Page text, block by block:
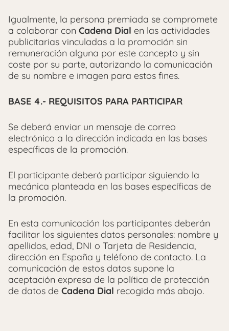
Igualmente, la persona premiada se compromete
a colaborar con Cadena Dial en las actividades
publicitarias vinculadas a la promoción sin
remuneración alguna por este concepto y sin
coste por su parte, autorizando la comunicación
de su nombre e imagen para estos fines.
BASE 4.- REQUISITOS PARA PARTICIPAR
Se deberá enviar un mensaje de correo
electrónico a la dirección indicada en las bases
específicas de la promoción.
El participante deberá participar siguiendo la
mecánica planteada en las bases específicas de
la promoción.
En esta comunicación los participantes deberán
facilitar los siguientes datos personales: nombre y
apellidos, edad, DNI o Tarjeta de Residencia,
dirección en España y teléfono de contacto. La
comunicación de estos datos supone la
aceptación expresa de la política de protección
de datos de Cadena Dial recogida más abajo.